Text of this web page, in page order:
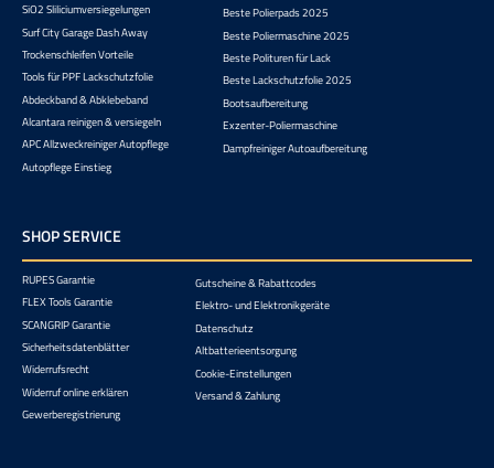
SiO2 Sliliciumversiegelungen
Surf City Garage Dash Away
Trockenschleifen Vorteile
Tools für PPF Lackschutzfolie
Abdeckband & Abklebeband
Alcantara reinigen & versiegeln
APC Allzweckreiniger Autopflege
Autopflege Einstieg
Beste Polierpads 2025
Beste Poliermaschine 2025
Beste Polituren für Lack
Beste Lackschutzfolie 2025
Bootsaufbereitung
Exzenter-Poliermaschine
Dampfreiniger Autoaufbereitung
SHOP SERVICE
RUPES Garantie
FLEX Tools Garantie
SCANGRIP Garantie
Sicherheitsdatenblätter
Widerrufsrecht
Widerruf online erklären
Gewerberegistrierung
Gutscheine & Rabattcodes
Elektro- und Elektronikgeräte
Datenschutz
Altbatterieentsorgung
Cookie-Einstellungen
Versand & Zahlung